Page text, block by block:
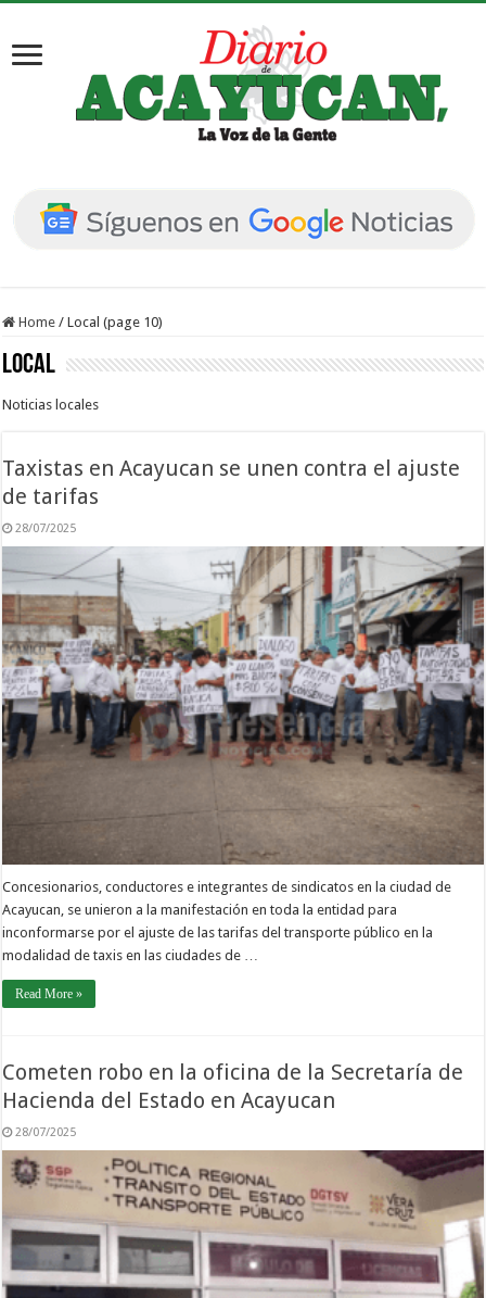
Home / Local (page 10)
Local
Noticias locales
Taxistas en Acayucan se unen contra el ajuste
de tarifas
28/07/2025
Concesionarios, conductores e integrantes de sindicatos en la ciudad de
Acayucan, se unieron a la manifestación en toda la entidad para
inconformarse por el ajuste de las tarifas del transporte público en la
modalidad de taxis en las ciudades de …
Read More »
Cometen robo en la oficina de la Secretaría de
Hacienda del Estado en Acayucan
28/07/2025